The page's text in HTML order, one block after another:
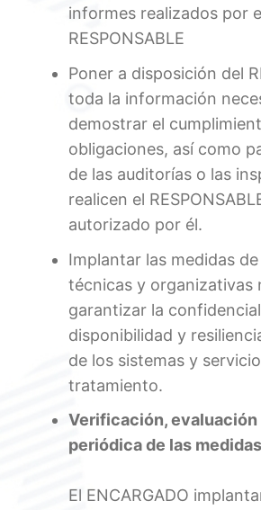
informes realizados por
RESPONSABLE
Poner a disposición del
toda la información
demostrar el
obligaciones, así como
de las auditorías o las
realicen el
autorizado por él.
Implantar las medidas
técnicas y organizativas
garantizar la
disponibilidad y
de los sistemas y
tratamiento.
Verificación,
periódica de las
El ENCARGADO